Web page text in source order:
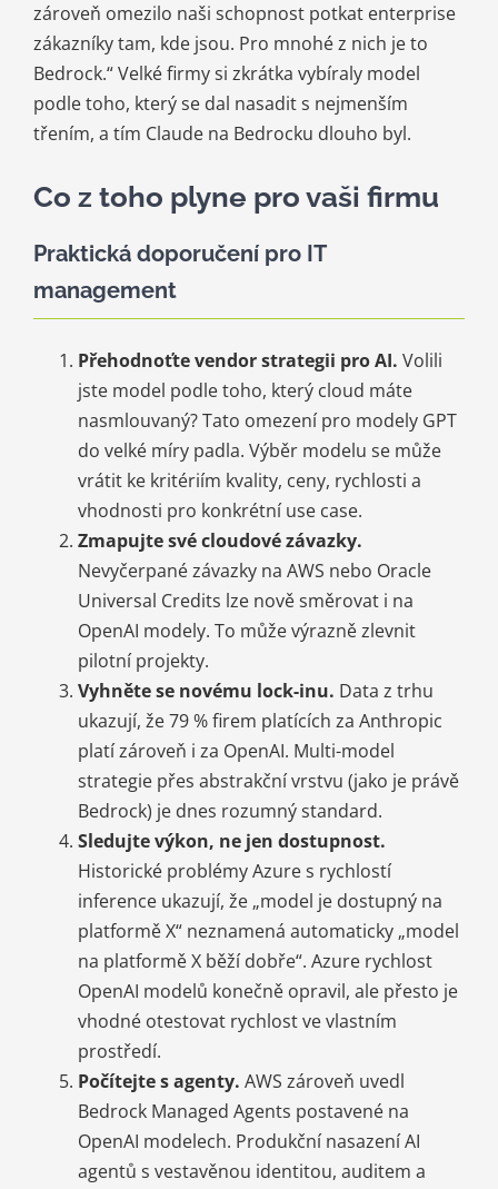
zároveň omezilo naši schopnost potkat enterprise
zákazníky tam, kde jsou. Pro mnohé z nich je to
Bedrock.“ Velké firmy si zkrátka vybíraly model
podle toho, který se dal nasadit s nejmenším
třením, a tím Claude na Bedrocku dlouho byl.
Co z toho plyne pro vaši firmu
Praktická doporučení pro IT
management
Přehodnoťte vendor strategii pro AI. Volili
jste model podle toho, který cloud máte
nasmlouvaný? Tato omezení pro modely GPT
do velké míry padla. Výběr modelu se může
vrátit ke kritériím kvality, ceny, rychlosti a
vhodnosti pro konkrétní use case.
Zmapujte své cloudové závazky.
Nevyčerpané závazky na AWS nebo Oracle
Universal Credits lze nově směrovat i na
OpenAI modely. To může výrazně zlevnit
pilotní projekty.
Vyhněte se novému lock-inu. Data z trhu
ukazují, že 79 % firem platících za Anthropic
platí zároveň i za OpenAI. Multi-model
strategie přes abstrakční vrstvu (jako je právě
Bedrock) je dnes rozumný standard.
Sledujte výkon, ne jen dostupnost.
Historické problémy Azure s rychlostí
inference ukazují, že „model je dostupný na
platformě X“ neznamená automaticky „model
na platformě X běží dobře“. Azure rychlost
OpenAI modelů konečně opravil, ale přesto je
vhodné otestovat rychlost ve vlastním
prostředí.
Počítejte s agenty. AWS zároveň uvedl
Bedrock Managed Agents postavené na
OpenAI modelech. Produkční nasazení AI
agentů s vestavěnou identitou, auditem a